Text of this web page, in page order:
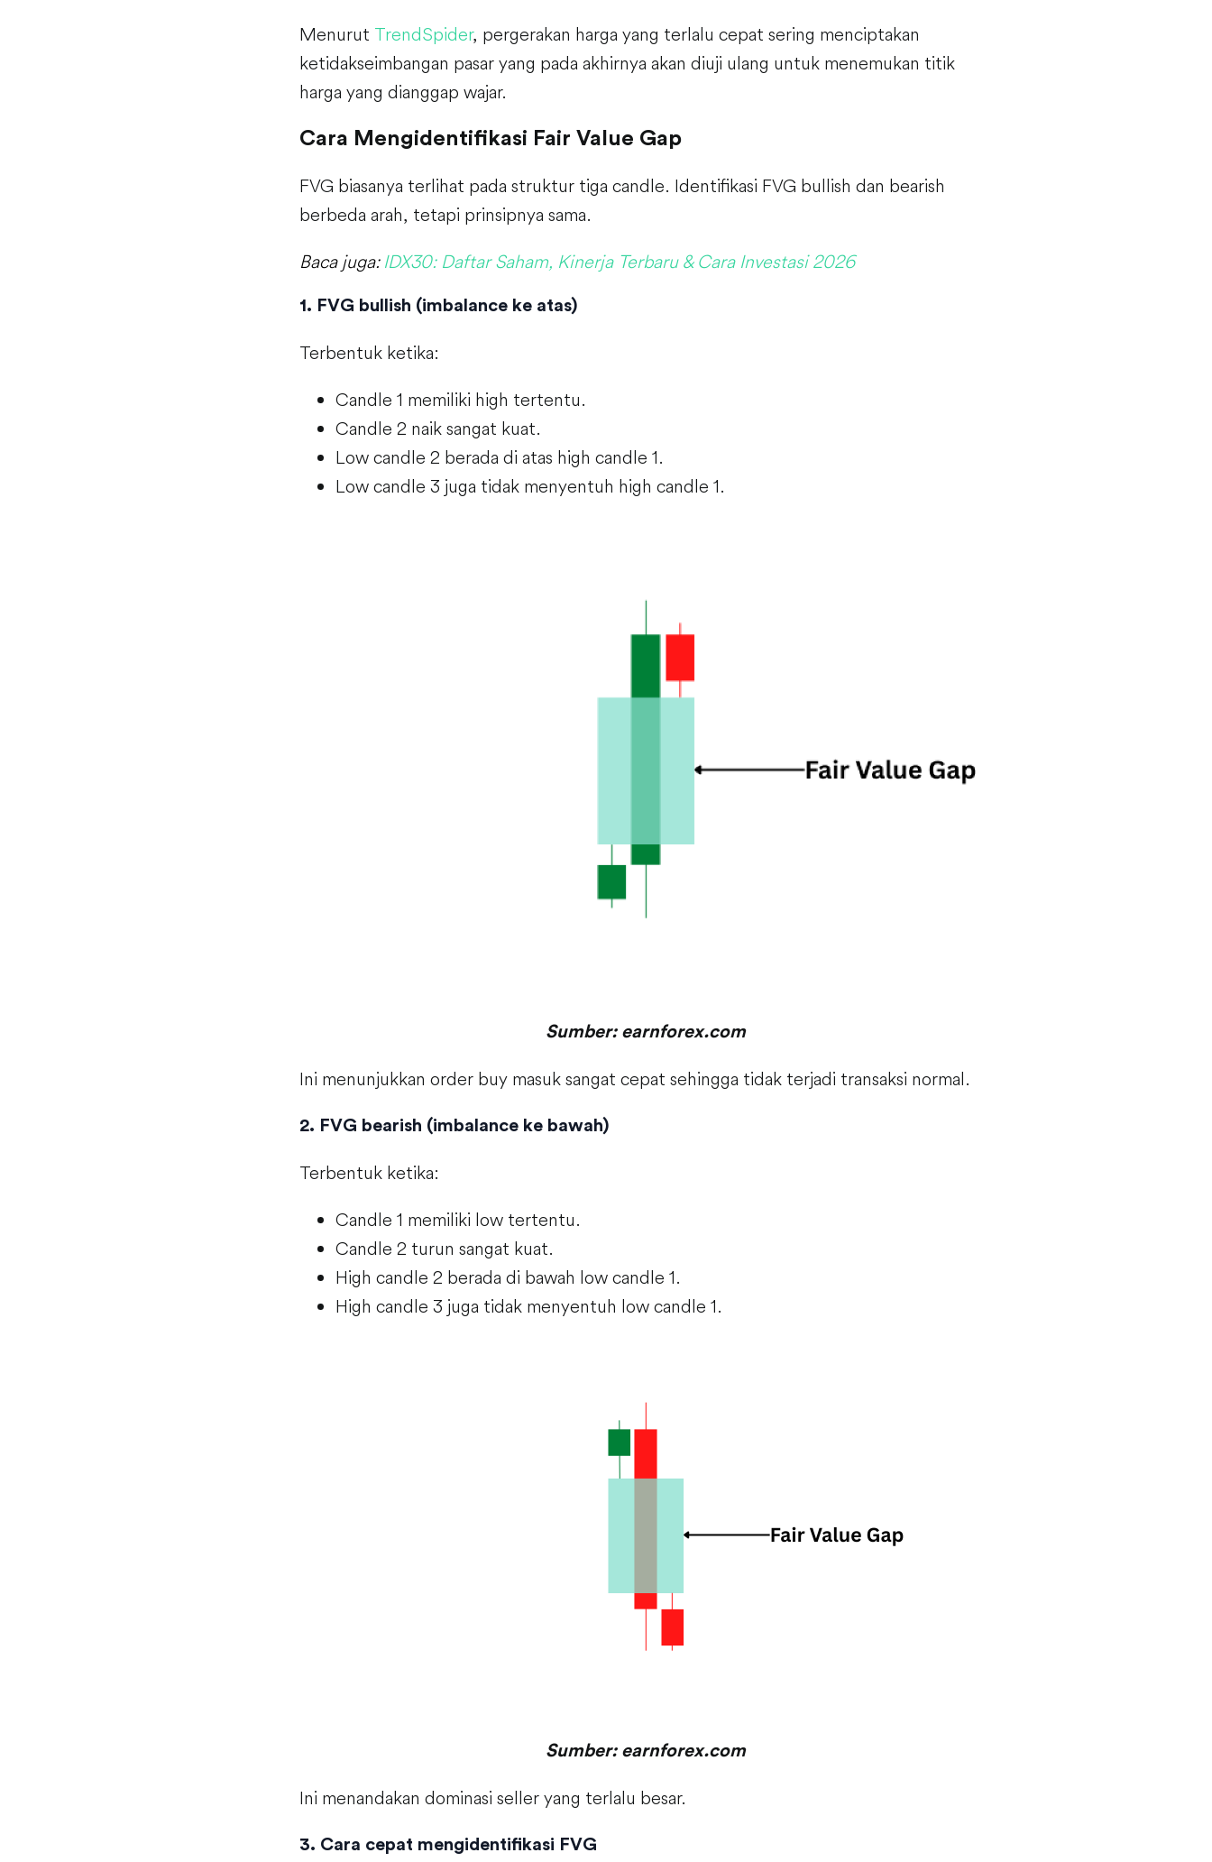
Menurut TrendSpider, pergerakan harga yang terlalu cepat sering menciptakan
ketidakseimbangan pasar yang pada akhirnya akan diuji ulang untuk menemukan titik
harga yang dianggap wajar.
Cara Mengidentifikasi Fair Value Gap
FVG biasanya terlihat pada struktur tiga candle. Identifikasi FVG bullish dan bearish
berbeda arah, tetapi prinsipnya sama.
Baca juga: IDX30: Daftar Saham, Kinerja Terbaru & Cara Investasi 2026
1. FVG bullish (imbalance ke atas)
Terbentuk ketika:
Candle 1 memiliki high tertentu.
Candle 2 naik sangat kuat.
Low candle 2 berada di atas high candle 1.
Low candle 3 juga tidak menyentuh high candle 1.
Sumber: earnforex.com
Ini menunjukkan order buy masuk sangat cepat sehingga tidak terjadi transaksi normal.
2. FVG bearish (imbalance ke bawah)
Terbentuk ketika:
Candle 1 memiliki low tertentu.
Candle 2 turun sangat kuat.
High candle 2 berada di bawah low candle 1.
High candle 3 juga tidak menyentuh low candle 1.
Sumber: earnforex.com
Ini menandakan dominasi seller yang terlalu besar.
3. Cara cepat mengidentifikasi FVG